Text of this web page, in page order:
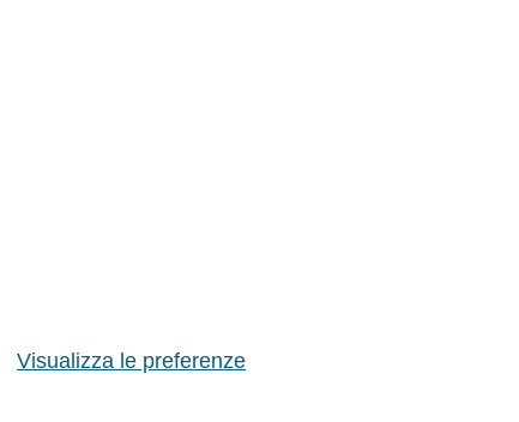
Visualizza le preferenze